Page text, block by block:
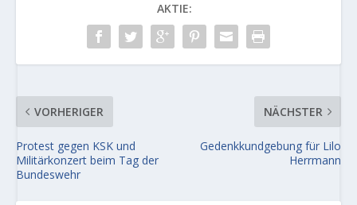
AKTIE:
VORHERIGER
Protest gegen KSK und
Militärkonzert beim Tag der
Bundeswehr
NÄCHSTER
Gedenkkundgebung für Lilo
Herrmann